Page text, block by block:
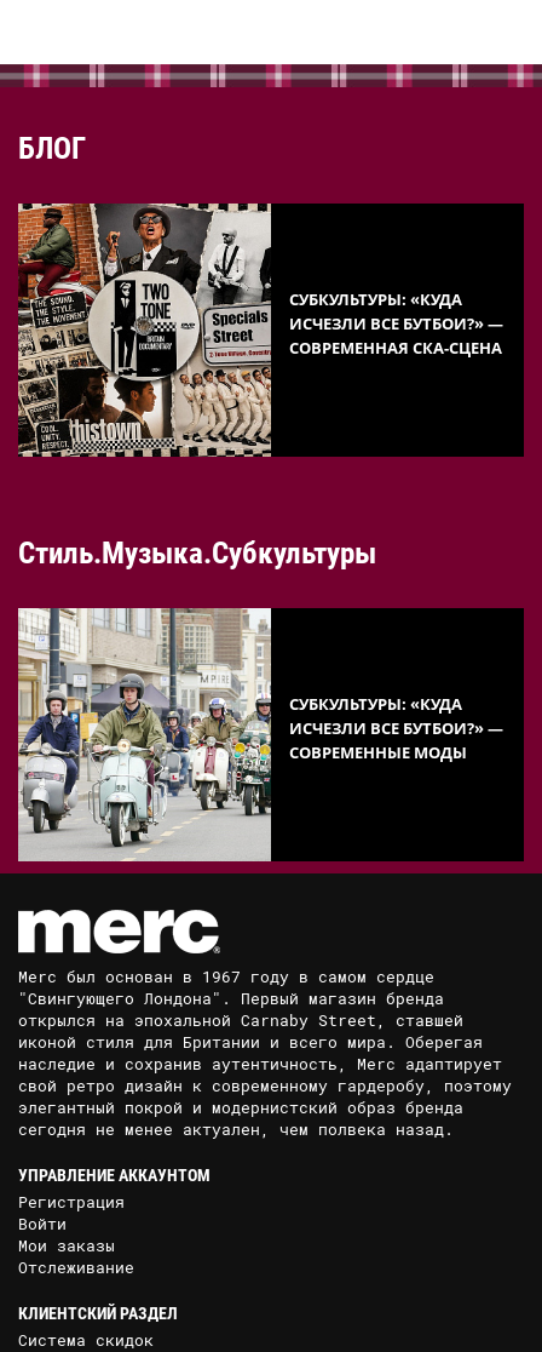
БЛОГ
СУБКУЛЬТУРЫ: «КУДА
ИСЧЕЗЛИ ВСЕ БУТБОИ?» —
СОВРЕМЕННАЯ СКА-СЦЕНА
Стиль.Музыка.Субкультуры
СУБКУЛЬТУРЫ: «КУДА
ИСЧЕЗЛИ ВСЕ БУТБОИ?» —
СОВРЕМЕННЫЕ МОДЫ
Merc был основан в 1967 году в самом сердце
"Свингующего Лондона". Первый магазин бренда
открылся на эпохальной Carnaby Street, ставшей
иконой стиля для Британии и всего мира. Оберегая
наследие и сохранив аутентичность, Merc адаптирует
свой ретро дизайн к современному гардеробу, поэтому
элегантный покрой и модернистский образ бренда
сегодня не менее актуален, чем полвека назад.
УПРАВЛЕНИЕ АККАУНТОМ
Регистрация
Войти
Мои заказы
Отслеживание
КЛИЕНТСКИЙ РАЗДЕЛ
Система скидок